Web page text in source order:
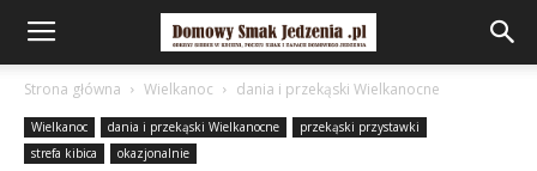
Strona główna Wielkanoc dania i przekąski Wielkanocne
Wielkanoc dania i przekąski Wielkanocne
przekąski przystawki
strefa kibica
okazjonalnie